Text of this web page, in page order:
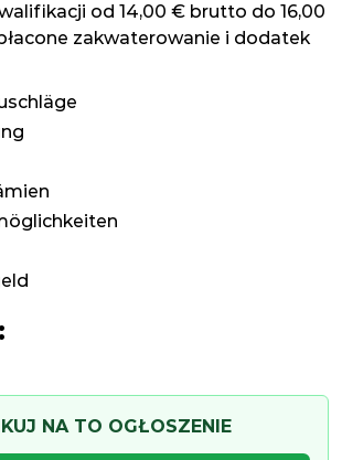
od 14,00 € brutto do 16,00
zakwaterowanie i dodatek
NA TO OGŁOSZENIE